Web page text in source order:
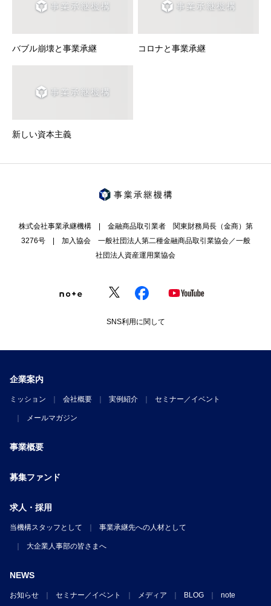
バブル崩壊と事業承継 コロナと事業承継
新しい資本主義
株式会社事業承継機構 | 金融商品取引業者 関東財務局長（金商）第
3276号 | 加入協会 一般社団法人第二種金融商品取引業協会／一般
社団法人資産運用業協会
SNS利用に関して
企業案内
ミッション 会社概要 実例紹介 セミナー／イベント
メールマガジン
事業概要
募集ファンド
求人・採用
当機構スタッフとして 事業承継先への人材として
大企業人事部の皆さまへ
NEWS
お知らせ セミナー／イベント メディア BLOG note